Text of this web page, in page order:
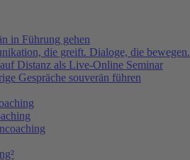
in Führung gehen
die greift. Dialoge, die bewegen.
Distanz als Live-Online Seminar
Gespräche souverän führen